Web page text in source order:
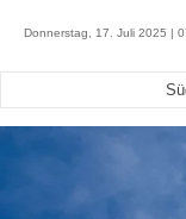
Donnerstag, 17. Juli 2025 |